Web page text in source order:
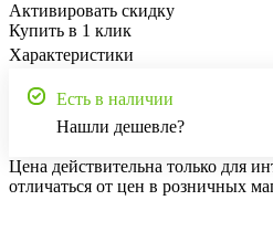
Активировать скидку
Купить в 1 клик
Характеристики
Есть в наличии
Нашли дешевле?
Цена действительна только для
отличаться от цен в розничных